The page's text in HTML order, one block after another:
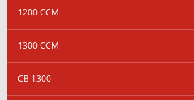
1200 CCM
1300 CCM
CB 1300